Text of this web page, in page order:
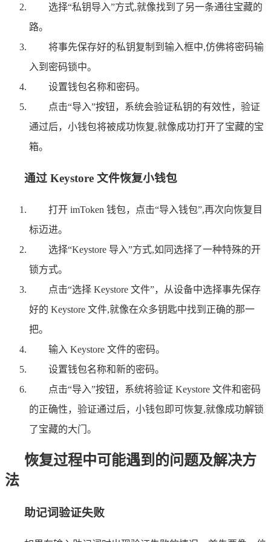
选择“私钥导入”方式,就像找到了另一条通往宝藏的
路。
将事先保存好的私钥复制到输入框中,仿佛将密码输
入到密码锁中。
设置钱包名称和密码。
点击“导入”按钮，系统会验证私钥的有效性，验证
通过后，小钱包将被成功恢复,就像成功打开了宝藏的宝
箱。
通过 Keystore 文件恢复小钱包
打开 imToken 钱包，点击“导入钱包”,再次向恢复目
标迈进。
选择“Keystore 导入”方式,如同选择了一种特殊的开
锁方式。
点击“选择 Keystore 文件”，从设备中选择事先保存
好的 Keystore 文件,就像在众多钥匙中找到正确的那一
把。
输入 Keystore 文件的密码。
设置钱包名称和新的密码。
点击“导入”按钮，系统将验证 Keystore 文件和密码
的正确性，验证通过后，小钱包即可恢复,就像成功解锁
了宝藏的大门。
恢复过程中可能遇到的问题及解决方
法
助记词验证失败